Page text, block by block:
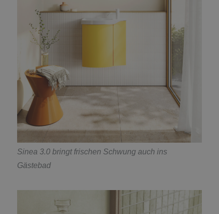
Sinea 3.0 bringt frischen Schwung auch ins
Gästebad